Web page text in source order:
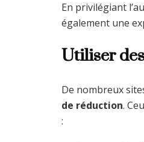
En privilégiant
également une
Utiliser
De nombreux
de réduction.
: